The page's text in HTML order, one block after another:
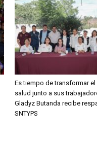
Es tiempo de transformar
salud junto a sus
Gladyz Butanda recibe
SNTYPS